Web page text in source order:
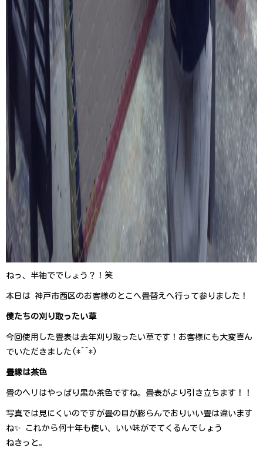
ねっ、半袖ででしょ う ？ ！ 笑
本日は 神戸市西区のお客様のとこへ畳替えへ行って参り ま し た ！
僕たちの刈り取ったい草
今回使用した畳表は去年刈り取ったい草です！お客様にも大変喜ん
でいただきました(* ^ ^ * )
畳縁は茶色
畳のヘリはやっぱり黒か茶色ですね。畳表がより引き立ち ま す ！ ！
写真では見にくいのですが畳の目が膨らんでおりいい畳は違います
ね✨ これから何十年も使い、いい味がでてくるんでしょう
ね き っ と 。